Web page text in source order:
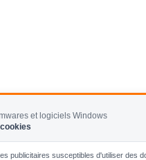
et logiciels Windows
publicitaires susceptibles d'utiliser